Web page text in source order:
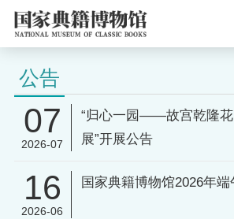
公告
07
2026-07
“归心一园——故宫乾隆花
展”开展公告
16
2026-06
国家典籍博物馆2026年